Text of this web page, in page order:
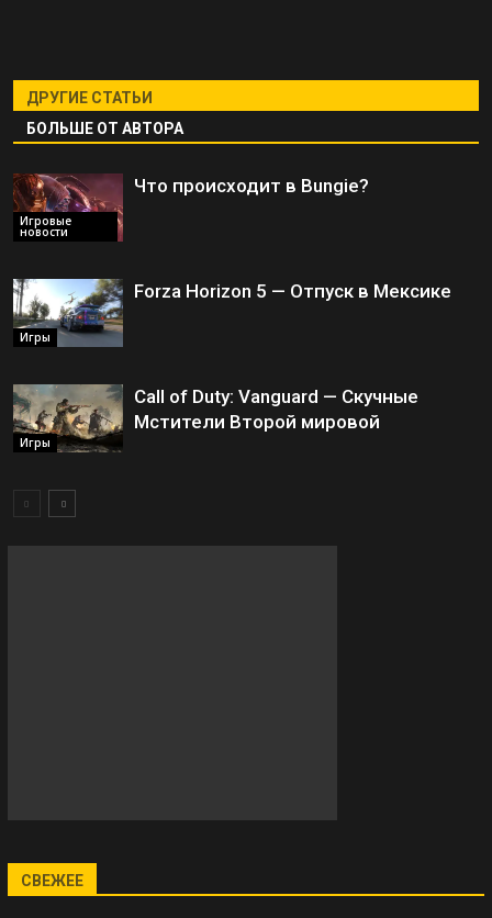
ДРУГИЕ СТАТЬИ
БОЛЬШЕ ОТ АВТОРА
Игровые
новости
Что происходит в Bungie?
Игры
Forza Horizon 5 — Отпуск в Мексике
Игры
Call of Duty: Vanguard — Скучные
Мстители Второй мировой
СВЕЖЕЕ